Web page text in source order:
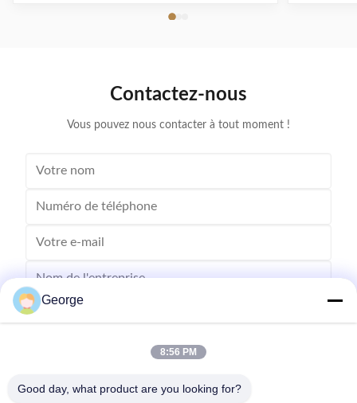
compatibles Aperçu du projet Pays de destination
Contactez-nous
Vous pouvez nous contacter à tout moment !
George
8:56 PM
Good day, what product are you looking for?